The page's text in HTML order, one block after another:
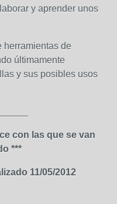
y aprender unos
herramientas de
últimamente
y sus posibles usos
con las que se van
***
11/05/2012